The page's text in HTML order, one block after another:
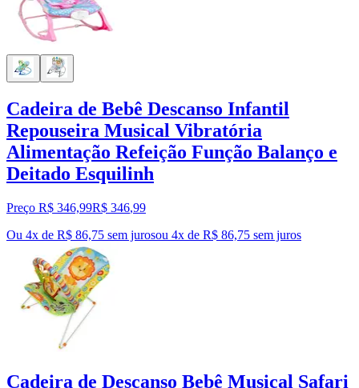
Cadeira de Bebê Descanso Infantil
Repouseira Musical Vibratória
Alimentação Refeição Função Balanço e
Deitado Esquilinh
Preço R$ 346,99R$ 346,99
Ou 4x de R$ 86,75 sem jurosou 4x de R$ 86,75 sem juros
Cadeira de Descanso Bebê Musical Safari